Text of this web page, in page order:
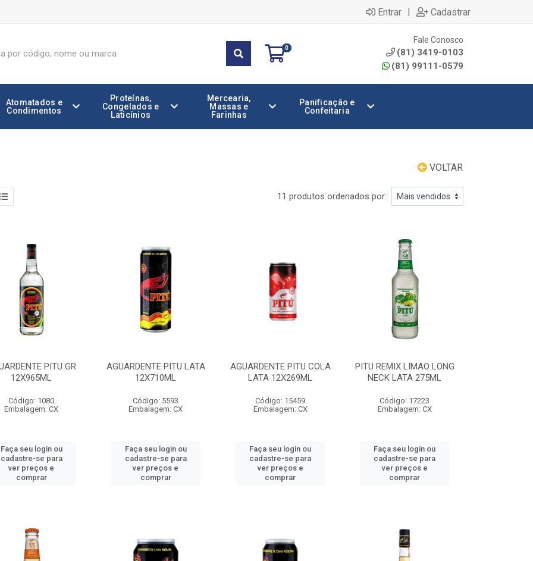
Entrar | Cadastrar
0
Fale Conosco
(81) 3419-0103
(81) 99111-0579
Atomatados e
Condimentos
Proteínas,
Congelados e
Laticínios
Mercearia,
Massas e
Farinhas
Panificação e
Confeitaria
VOLTAR
11 produtos ordenados por:
PITU GR
12X965ML
Código: 1080
Embalagem: CX
Faça seu login ou
cadastre-se para
ver preços e
comprar
AGUARDENTE PITU LATA
12X710ML
Código: 5593
Embalagem: CX
Faça seu login ou
cadastre-se para
ver preços e
comprar
AGUARDENTE PITU COLA
LATA 12X269ML
Código: 15459
Embalagem: CX
Faça seu login ou
cadastre-se para
ver preços e
comprar
PITU REMIX LIMAO LONG
NECK LATA 275ML
Código: 17223
Embalagem: CX
Faça seu login ou
cadastre-se para
ver preços e
comprar